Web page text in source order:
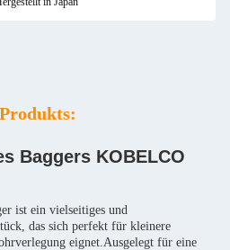
Baggers KOBELCO
ist ein vielseitiges und
das sich perfekt für kleinere
eignet.Ausgelegt für eine